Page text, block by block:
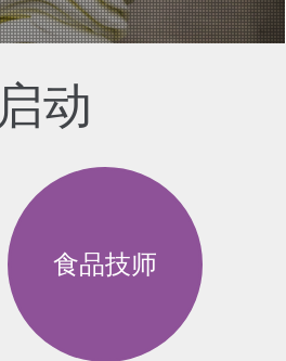
启动
食品技师